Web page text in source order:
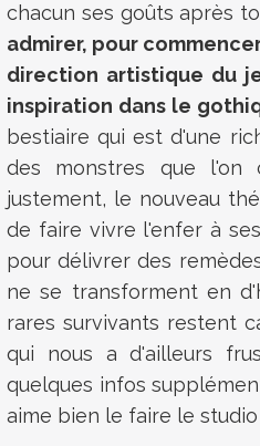
chacun ses goûts après
admirer, pour
direction artistique du
inspiration dans le
bestiaire qui est d'une
des monstres que l'on
justement, le nouveau
de faire vivre l'enfer à
pour délivrer des
ne se transforment en
rares survivants restent
qui nous a d'ailleurs
quelques infos
aime bien le faire le studio